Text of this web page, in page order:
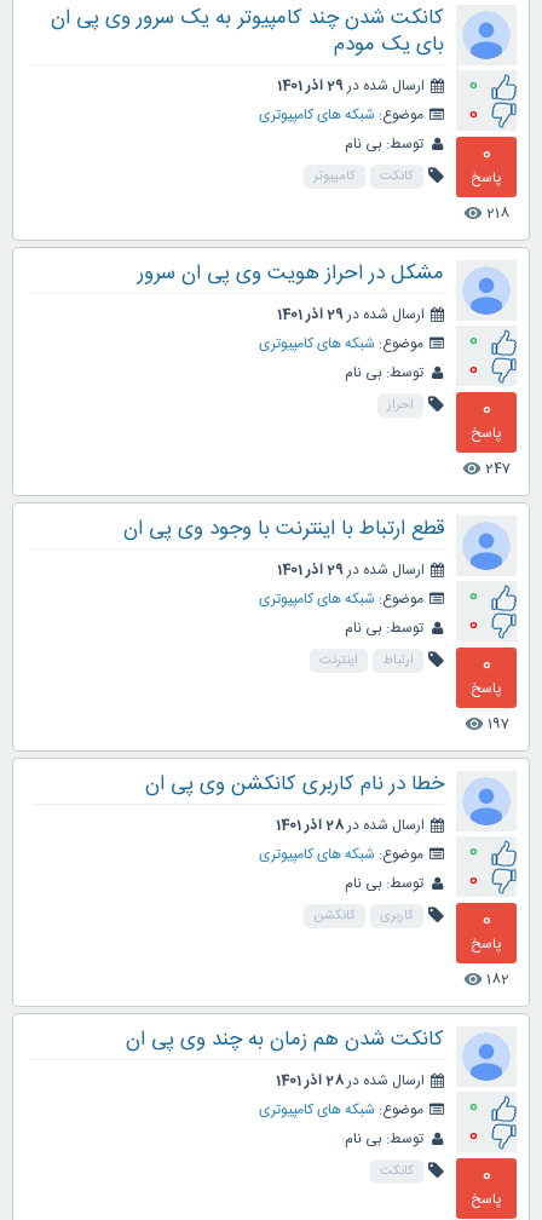
0
0
0
پاسخ
218
visibility
کانکت شدن چند کامپیوتر به یک سرور وی پی ان
بای یک مودم
ارسال شده در29 آذر 1401
موضوع: شبکه های کامپیوتری
توسط: بی نام
کانکت کامپیوتر
0
0
0
پاسخ
247
visibility
مشکل در احراز هویت وی پی ان سرور
ارسال شده در29 آذر 1401
موضوع: شبکه های کامپیوتری
توسط: بی نام
احراز
0
0
0
پاسخ
197
visibility
قطع ارتباط با اینترنت با وجود وی پی ان
ارسال شده در29 آذر 1401
موضوع: شبکه های کامپیوتری
توسط: بی نام
ارتباط اینترنت
0
0
0
پاسخ
182
visibility
خطا در نام کاربری کانکشن وی پی ان
ارسال شده در28 آذر 1401
موضوع: شبکه های کامپیوتری
توسط: بی نام
کاربری کانکشن
0
0
0
پاسخ
کانکت شدن هم زمان به چند وی پی ان
ارسال شده در28 آذر 1401
موضوع: شبکه های کامپیوتری
توسط: بی نام
کانکت